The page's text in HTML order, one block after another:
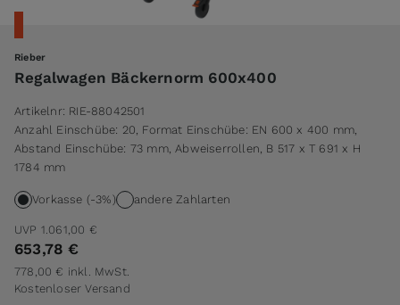
Rieber
Regalwagen Bäckernorm 600x400
Artikelnr: RIE-88042501
Anzahl Einschübe: 20, Format Einschübe: EN 600 x 400 mm,
Abstand Einschübe: 73 mm, Abweiserrollen, B 517 x T 691 x H
1784 mm
Vorkasse (-3%) andere Zahlarten
UVP 1.061,00 €
653,78 €
778,00 € inkl. MwSt.
Kostenloser Versand